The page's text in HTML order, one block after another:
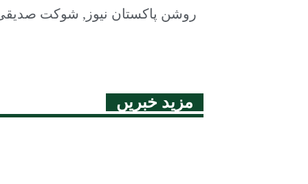
روشن پاکستان نیوز , شوکت
مزید خبریں